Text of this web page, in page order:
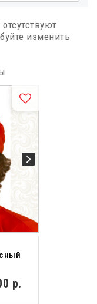
изменить
р.